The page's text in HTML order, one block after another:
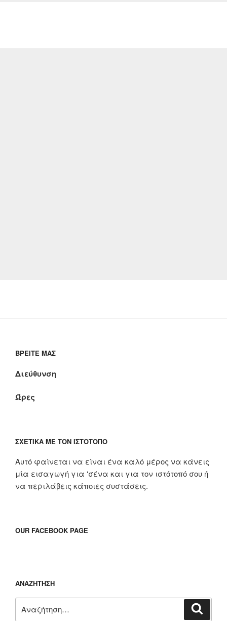
ΒΡΕΊΤΕ ΜΑΣ
Διεύθυνση
Ώρες
ΣΧΕΤΙΚΆ ΜΕ ΤΟΝ ΙΣΤΌΤΟΠΟ
Αυτό φαίνεται να είναι ένα καλό μέρος να κάνεις
μία εισαγωγή για ‘σένα και για τον ιστότοπό σου ή
να περιλάβεις κάποιες συστάσεις.
OUR FACEBOOK PAGE
ΑΝΑΖΉΤΗΣΗ
για: